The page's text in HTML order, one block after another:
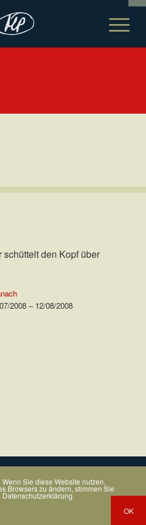
den Kopf über
2008 – 12/08/2008
Sie diese Website nutzen,
Browsers zu ändern, stimmen Sie
Datenschutzerklärung
OK